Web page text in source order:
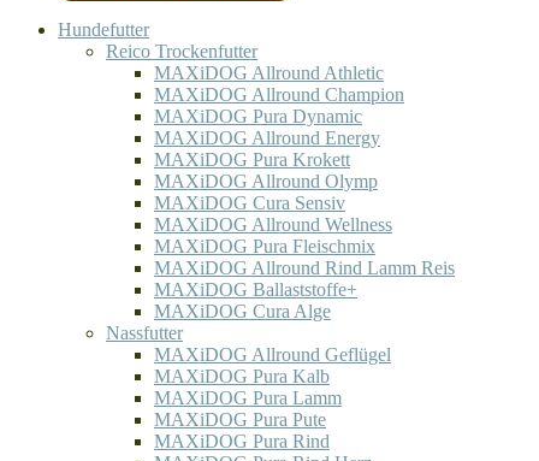
Hundefutter
Reico Trockenfutter
MAXiDOG Allround Athletic
MAXiDOG Allround Champion
MAXiDOG Pura Dynamic
MAXiDOG Allround Energy
MAXiDOG Pura Krokett
MAXiDOG Allround Olymp
MAXiDOG Cura Sensiv
MAXiDOG Allround Wellness
MAXiDOG Pura Fleischmix
MAXiDOG Allround Rind Lamm Reis
MAXiDOG Ballaststoffe+
MAXiDOG Cura Alge
Nassfutter
MAXiDOG Allround Geflügel
MAXiDOG Pura Kalb
MAXiDOG Pura Lamm
MAXiDOG Pura Pute
MAXiDOG Pura Rind